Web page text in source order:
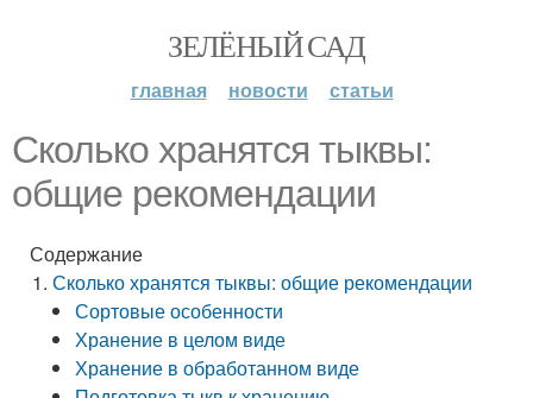
ЗЕЛЁНЫЙ САД
главная новости статьи
Сколько хранятся тыквы:
общие рекомендации
Содержание
Сколько хранятся тыквы: общие рекомендации
Сортовые особенности
Хранение в целом виде
Хранение в обработанном виде